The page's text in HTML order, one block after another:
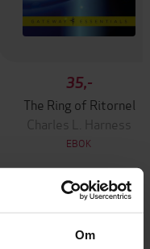
Om
35,-
The Ring of Ritornel
Charles L. Harness
EBOK